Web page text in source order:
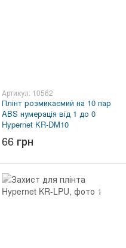
Артикул: 10562
Плінт розмикаємий на 10 пар
ABS нумерація від 1 до 0
Hypernet KR-DM10
66 грн